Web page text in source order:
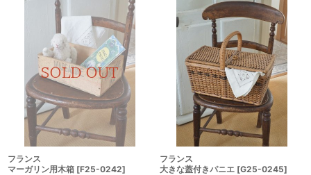
フランス
マーガリン用木箱 [F25-0242]
フランス
大きな蓋付きパニエ [G25-0245]